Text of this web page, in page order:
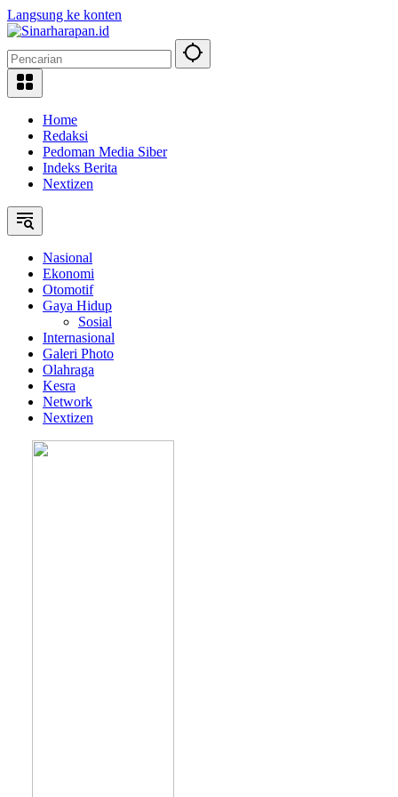
Langsung ke konten
Home
Redaksi
Pedoman Media Siber
Indeks Berita
Nextizen
Nasional
Ekonomi
Otomotif
Gaya Hidup
Sosial
Internasional
Galeri Photo
Olahraga
Kesra
Network
Nextizen